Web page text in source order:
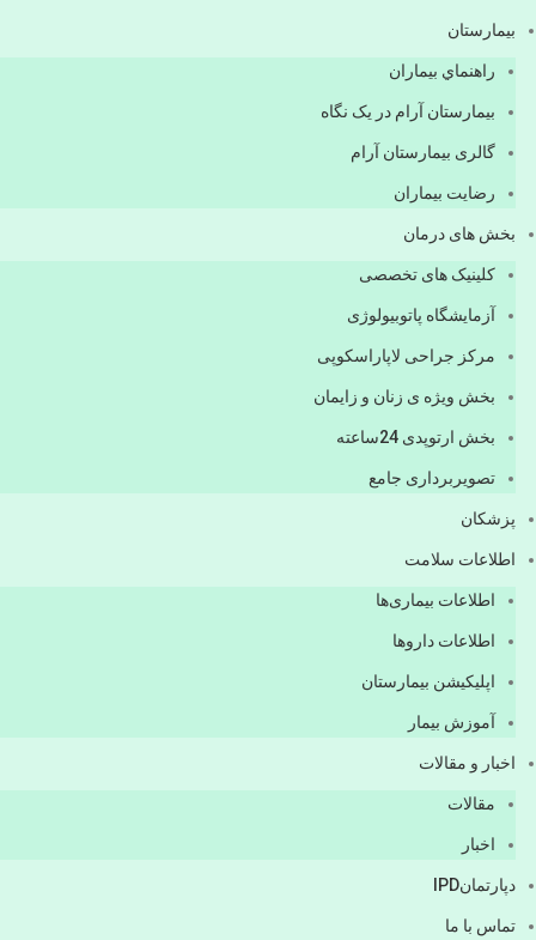
بيمارستان
راهنماي بیماران
بیمارستان آرام در یک نگاه
گالری بیمارستان آرام
رضایت بیماران
بخش های درمان
کلینیک های تخصصی
آزمایشگاه پاتوبیولوژی
مرکز جراحی لاپاراسکوپی
بخش ویژه ی زنان و زایمان
بخش ارتوپدی 24ساعته
تصویربرداری جامع
پزشكان
اطلاعات سلامت
اطلاعات بیماری‌ها
اطلاعات دارو‌ها
اپليكيشن بيمارستان
آموزش بیمار
اخبار و مقالات
مقالات
اخبار
دپارتمانIPD
تماس با ما